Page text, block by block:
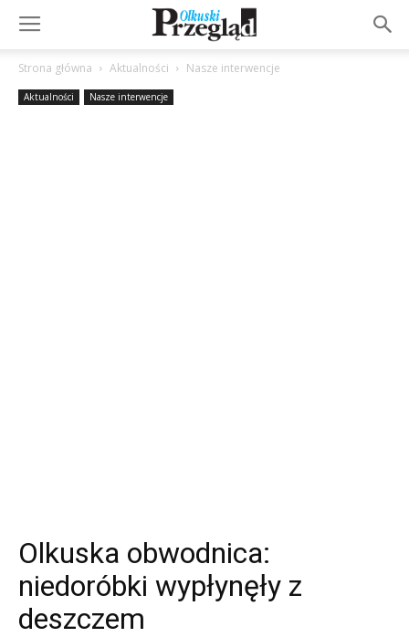
Strona główna Aktualności Nasze interwencje
Aktualności Nasze interwencje
Olkuska obwodnica:
niedoróbki wypłynęły z
deszczem